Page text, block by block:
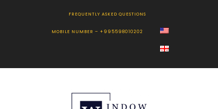
FREQUENTLY ASKED QUESTIONS
MOBILE NUMBER – +995598010202